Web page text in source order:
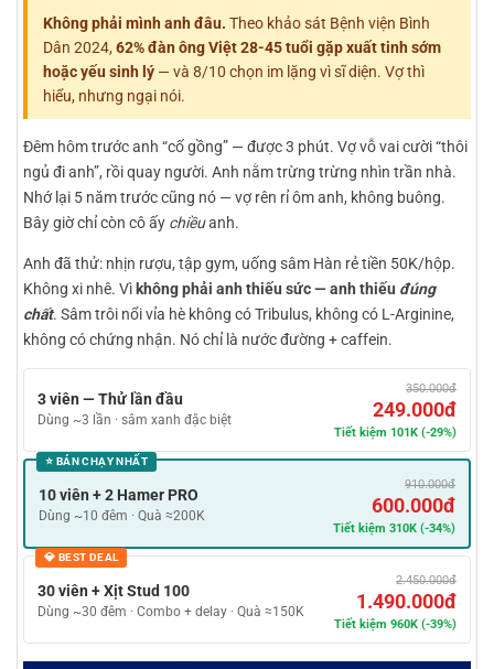
Không phải mình anh đâu. Theo khảo sát Bệnh viện Bình
Dân 2024, 62% đàn ông Việt 28-45 tuổi gặp xuất tinh sớm
hoặc yếu sinh lý — và 8/10 chọn im lặng vì sĩ diện. Vợ thì
hiểu, nhưng ngại nói.
Đêm hôm trước anh “cố gồng” — được 3 phút. Vợ vỗ vai cười “thôi
ngủ đi anh”, rồi quay người. Anh nằm trừng trừng nhìn trần nhà.
Nhớ lại 5 năm trước cũng nó — vợ rên rỉ ôm anh, không buông.
Bây giờ chỉ còn cô ấy chiềuanh.
Anh đã thử: nhịn rượu, tập gym, uống sâm Hàn rẻ tiền 50K/hộp.
Không xi nhê. Vì không phải anh thiếu sức — anh thiếu đúng
chất. Sâm trôi nổi vỉa hè không có Tribulus, không có L-Arginine,
không có chứng nhận. Nó chỉ là nước đường + caffein.
3 viên — Thử lần đầu
Dùng ~3 lần · sâm xanh đặc biệt
350.000đ
249.000đ
Tiết kiệm 101K (-29%)
⭐ BÁN CHẠY NHẤT
10 viên + 2 Hamer PRO
Dùng ~10 đêm · Quà ≈200K
910.000đ
600.000đ
Tiết kiệm 310K (-34%)
💎 BEST DEAL
30 viên + Xịt Stud 100
Dùng ~30 đêm · Combo + delay · Quà ≈150K
2.450.000đ
1.490.000đ
Tiết kiệm 960K (-39%)